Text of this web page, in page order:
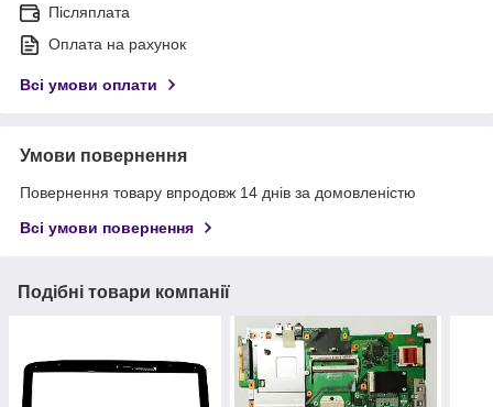
Післяплата
Оплата на рахунок
Всі умови оплати
Умови повернення
Повернення товару впродовж 14 днів за домовленістю
Всі умови повернення
Подібні товари компанії